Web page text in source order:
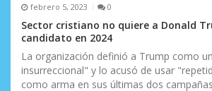
s febrero 5, 2023 0
Sector cristiano no quiere a Donald
candidato en 2024
La organización definió a Trump como
insurreccional" y lo acusó de usar
como arma en sus últimas dos